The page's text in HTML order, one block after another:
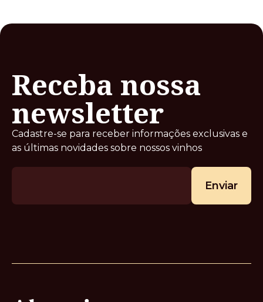
Receba nossa
newsletter
Cadastre-se para receber informações exclusivas e
as últimas novidades sobre nossos vinhos